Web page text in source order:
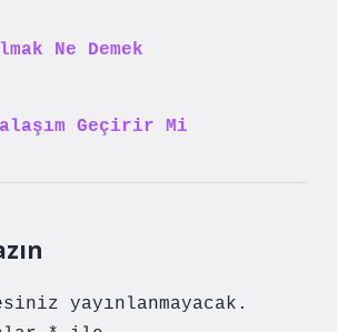
Ne Demek
Geçirir Mi
yayınlanmayacak.